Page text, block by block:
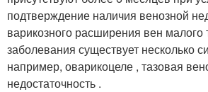
подтверждение наличия венозной
варикозного расширения вен малого
заболевания существует несколько
например, оварикоцеле , тазовая
недостаточность .